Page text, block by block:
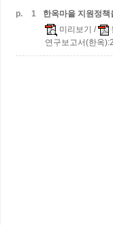
p. 1
한옥마을 지원정
미리보기 /
연구보고서(한옥